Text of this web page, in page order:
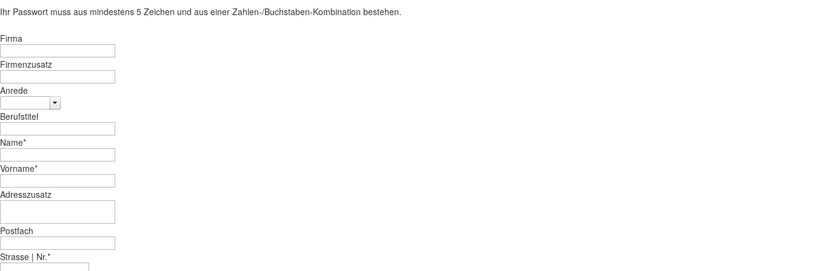
Ihr Passwort muss aus mindestens 5 Zeichen und aus einer Zahlen-/Buchstaben-Kombination bestehen.
Firma
Firmenzusatz
Anrede
Berufstitel
Name*
Vorname*
Adresszusatz
Postfach
Strasse | Nr.*